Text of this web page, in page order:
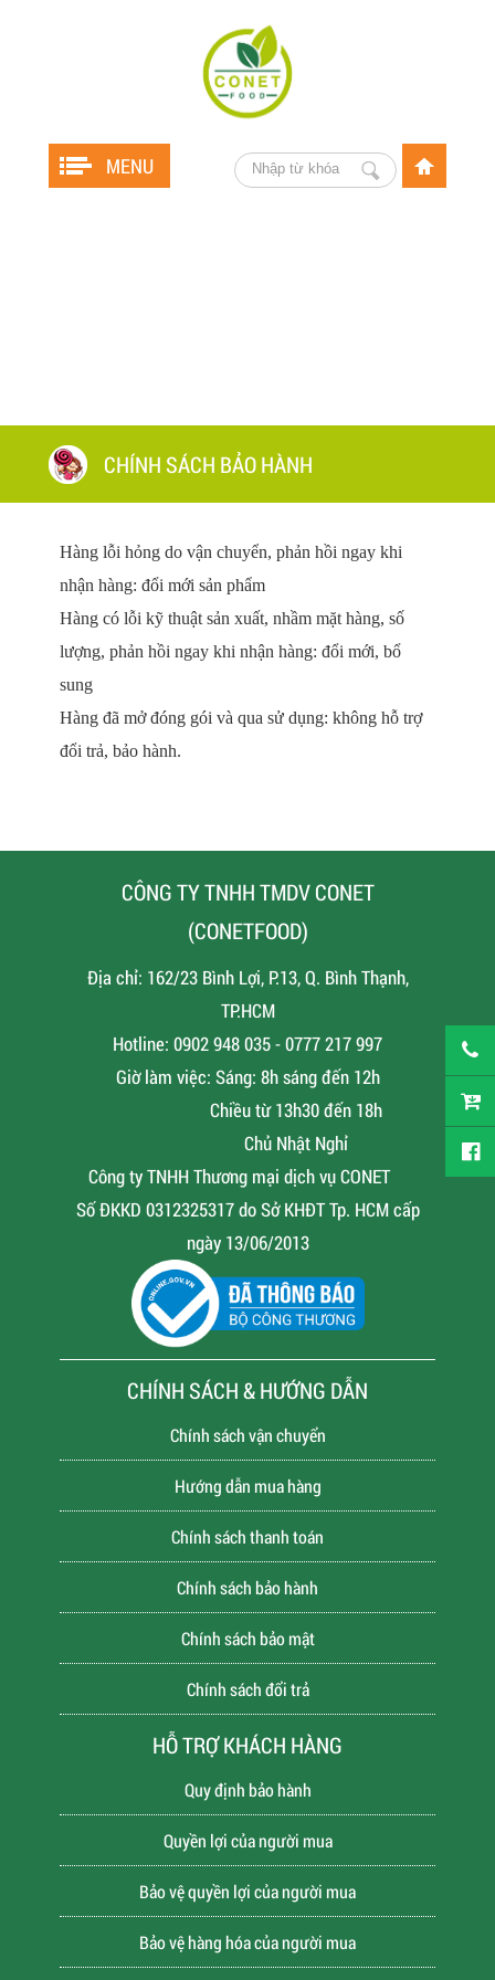
MENU
CHÍNH SÁCH BẢO HÀNH
Hàng lỗi hỏng do vận chuyển, phản hồi ngay khi
nhận hàng: đổi mới sản phẩm
Hàng có lỗi kỹ thuật sản xuất, nhầm mặt hàng, số
lượng, phản hồi ngay khi nhận hàng: đổi mới, bổ
sung
Hàng đã mở đóng gói và qua sử dụng: không hỗ trợ
đổi trả, bảo hành.
CÔNG TY TNHH TMDV CONET
(CONETFOOD)
Địa chỉ: 162/23 Bình Lợi, P.13, Q. Bình Thạnh,
TP.HCM
Hotline: 0902 948 035 - 0777 217 997
Giờ làm việc: Sáng: 8h sáng đến 12h
Chiều từ 13h30 đến 18h
Chủ Nhật Nghỉ
Công ty TNHH Thương mại dịch vụ CONET
Số ĐKKD 0312325317 do Sở KHĐT Tp. HCM cấp
ngày 13/06/2013
CHÍNH SÁCH & HƯỚNG DẪN
Chính sách vận chuyển
Hướng dẫn mua hàng
Chính sách thanh toán
Chính sách bảo hành
Chính sách bảo mật
Chính sách đổi trả
HỖ TRỢ KHÁCH HÀNG
Quy định bảo hành
Quyền lợi của người mua
Bảo vệ quyền lợi của người mua
Bảo vệ hàng hóa của người mua